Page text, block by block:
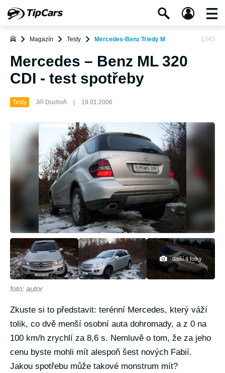
Magazín Testy Mercedes-Benz Triedy M 1343
Mercedes – Benz ML 320
CDI - test spotřeby
Testy Jiří Duchoň 19.01.2006
další 4 fotky
foto: autor
Zkuste si to představit: terénní Mercedes, který váží
tolik, co dvě menší osobní auta dohromady, a z 0 na
100 km/h zrychlí za 8,6 s. Nemluvě o tom, že za jeho
cenu byste mohli mít alespoň šest nových Fabií.
Jakou spotřebu může takové monstrum mít?